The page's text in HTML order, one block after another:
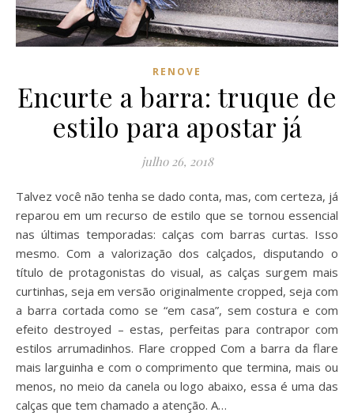
RENOVE
Encurte a barra: truque de
estilo para apostar já
julho 26, 2018
Talvez você não tenha se dado conta, mas, com certeza, já
reparou em um recurso de estilo que se tornou essencial
nas últimas temporadas: calças com barras curtas. Isso
mesmo. Com a valorização dos calçados, disputando o
título de protagonistas do visual, as calças surgem mais
curtinhas, seja em versão originalmente cropped, seja com
a barra cortada como se “em casa”, sem costura e com
efeito destroyed – estas, perfeitas para contrapor com
estilos arrumadinhos. Flare cropped Com a barra da flare
mais larguinha e com o comprimento que termina, mais ou
menos, no meio da canela ou logo abaixo, essa é uma das
calças que tem chamado a atenção. A…